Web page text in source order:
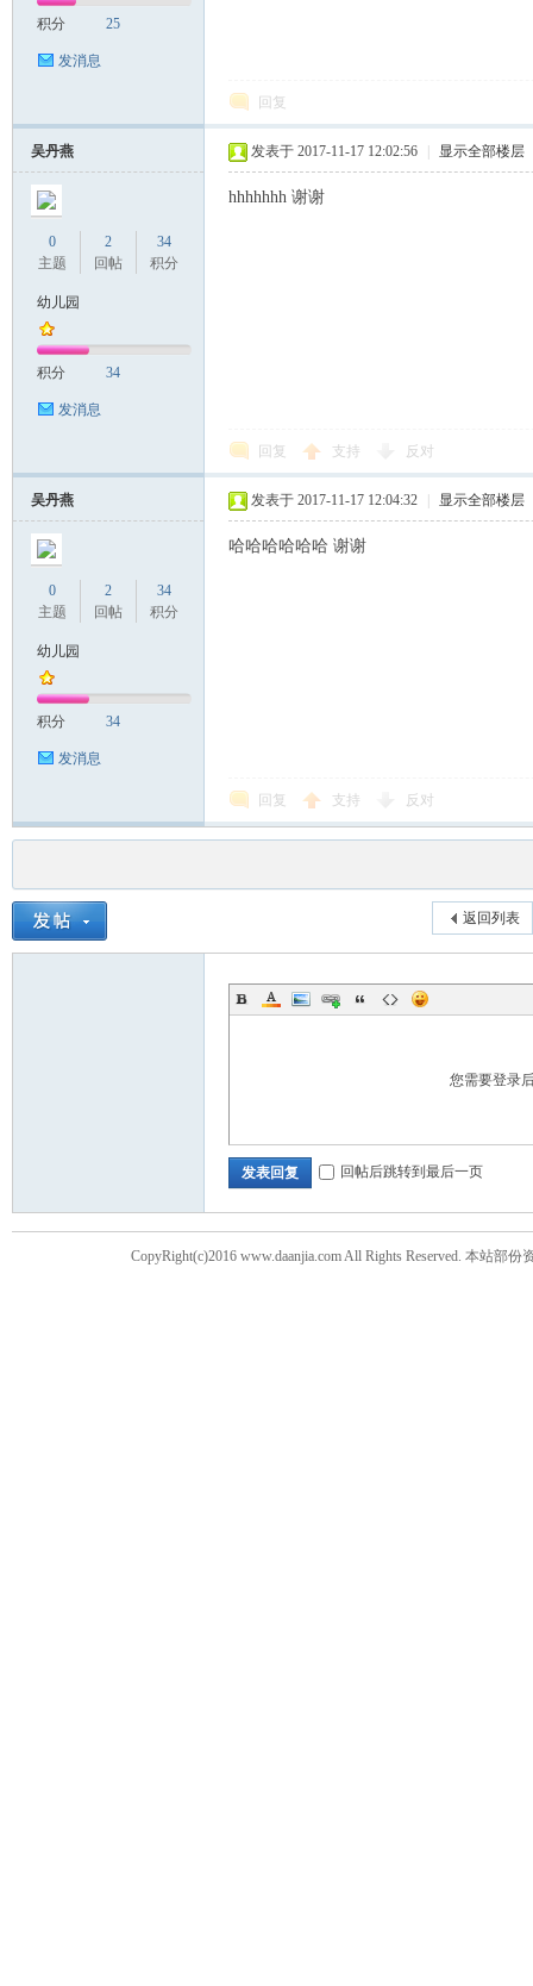
积分 25
发消息
回复
吴丹燕
0
主题
2
回帖
34
积分
幼儿园
积分 34
发消息
发表于 2017-11-17 12:02:56 显示全部楼层
hhhhhhh 谢谢
回复 支持 反对
吴丹燕
0
主题
2
回帖
34
积分
幼儿园
积分 34
发消息
发表于 2017-11-17 12:04:32 显示全部楼层
哈哈哈哈哈哈 谢谢
回复 支持 反对
返回列表
您需要登录
发表回复 回帖后跳转到最后一页
CopyRight(c)2016 www.daanjia.com All Rights Reserved. 本站